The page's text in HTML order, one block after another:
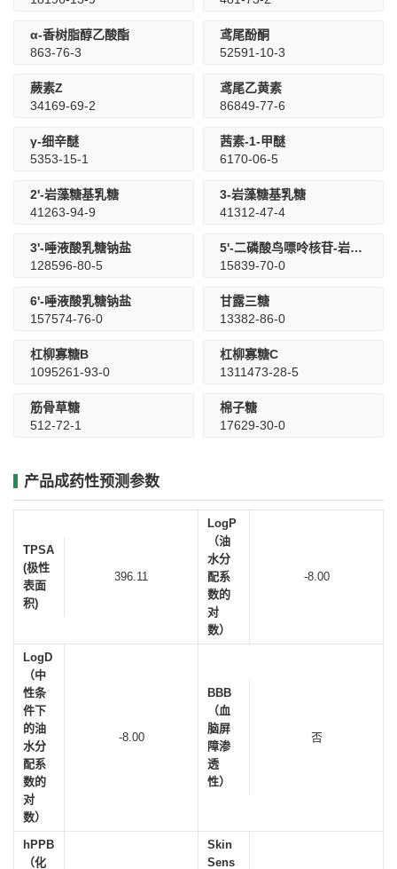
α-香树脂醇乙酸酯
863-76-3
鸢尾酚酮
52591-10-3
蕨素Z
34169-69-2
鸢尾乙黄素
86849-77-6
γ-细辛醚
5353-15-1
茜素-1-甲醚
6170-06-5
2'-岩藻糖基乳糖
41263-94-9
3-岩藻糖基乳糖
41312-47-4
3'-唾液酸乳糖钠盐
128596-80-5
5'-二磷酸鸟嘌呤核苷-岩藻糖二钠盐
15839-70-0
6'-唾液酸乳糖钠盐
157574-76-0
甘露三糖
13382-86-0
杠柳寡糖B
1095261-93-0
杠柳寡糖C
1311473-28-5
筋骨草糖
512-72-1
棉子糖
17629-30-0
产品成药性预测参数
TPSA
(极性
表面
积)
396.11
LogP
（油
水分
配系
数的
对
数）
-8.00
LogD
（中
性条
件下
的油
水分
配系
数的
对
数）
-8.00
BBB
（血
脑屏
障渗
透
性）
否
hPPB
（化
Skin
Sens